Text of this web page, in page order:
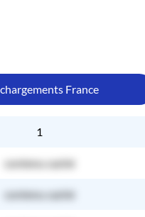
France
1
contenu caché
contenu caché